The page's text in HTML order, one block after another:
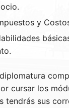
y
cursar los
tendrás sus